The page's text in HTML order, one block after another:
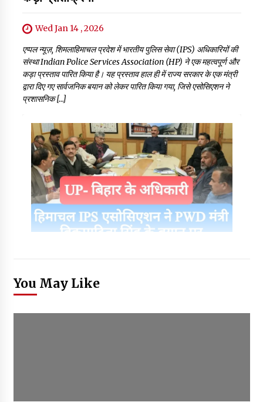
Wed Jan 14 , 2026
एप्पल न्यूज़, शिमलाहिमाचल प्रदेश में भारतीय पुलिस सेवा (IPS) अधिकारियों की
संस्था Indian Police Services Association (HP) ने एक महत्वपूर्ण और
कड़ा प्रस्ताव पारित किया है। यह प्रस्ताव हाल ही में राज्य सरकार के एक मंत्री
द्वारा दिए गए सार्वजनिक बयान को लेकर पारित किया गया, जिसे एसोसिएशन ने
प्रशासनिक […]
You May Like